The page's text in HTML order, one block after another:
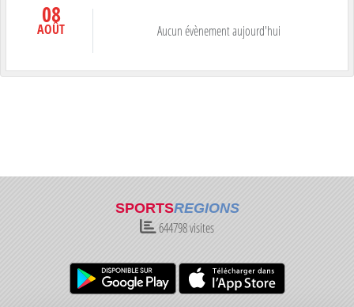
08
AOÛT Aucun évènement aujourd'hui
SPORTSREGIONS
644798visites